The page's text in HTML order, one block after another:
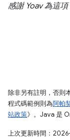
感謝 Yoav 為這項
除非另有註明，否則
程式碼範例則為阿帕
站政策》。Java 是
上次更新時間：